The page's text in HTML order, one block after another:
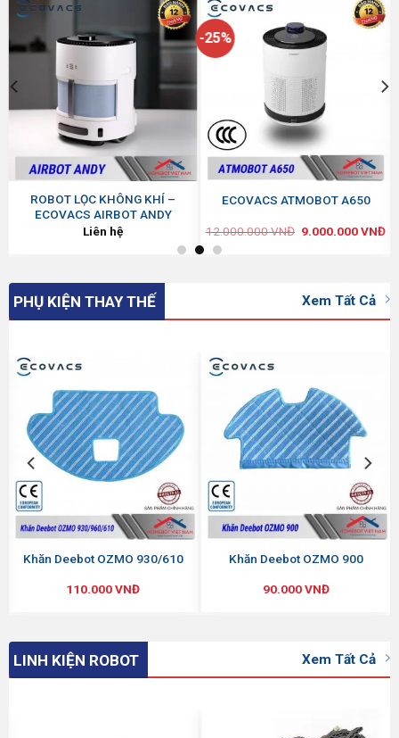
ROBOT LỌC KHÔNG KHÍ –
ECOVACS AIRBOT ANDY
Liên hệ
-25%
ECOVACS ATMOBOT A650
12.000.000VNĐ 9.000.000VNĐ
PHỤ KIỆN THAY THẾ Xem Tất Cả
Khăn Deebot OZMO 930/610
110.000VNĐ
Khăn Deebot OZMO 900
90.000VNĐ
LINH KIỆN ROBOT Xem Tất Cả